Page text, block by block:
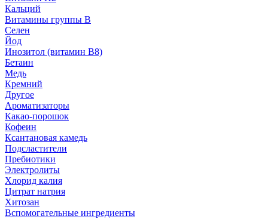
Кальций
Витамины группы B
Селен
Йод
Инозитол (витамин B8)
Бетаин
Медь
Кремний
Другое
Ароматизаторы
Какао-порошок
Кофеин
Ксантановая камедь
Подсластители
Пребиотики
Электролиты
Хлорид калия
Цитрат натрия
Хитозан
Вспомогательные ингредиенты